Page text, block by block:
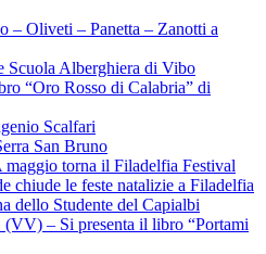
– Oliveti – Panetta – Zanotti a
Scuola Alberghiera di Vibo
“Oro Rosso di Calabria” di
Scalfari
San Bruno
torna il Filadelfia Festival
chiude le feste natalizie a Filadelfia
dello Studente del Capialbi
– Si presenta il libro “Portami